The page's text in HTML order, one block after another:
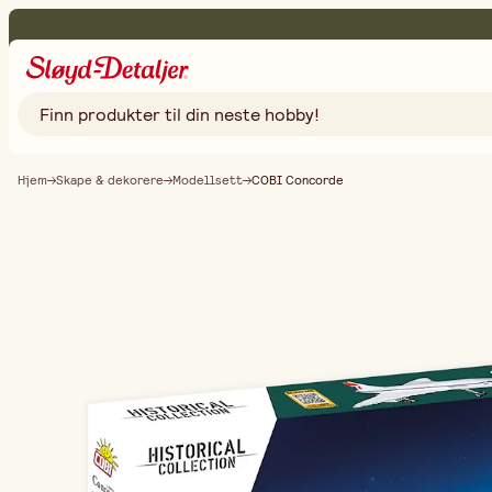
Hjem Skape & dekorere Modellsett COBI Concorde